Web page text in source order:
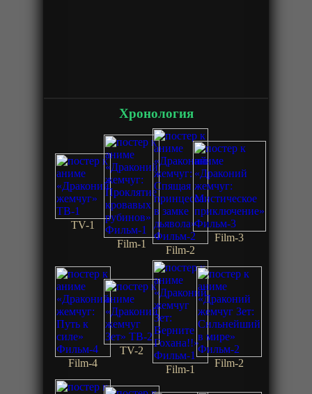
Хронология
TV-1
Film-1
Film-2
Film-3
Film-4
TV-2
Film-1
Film-2